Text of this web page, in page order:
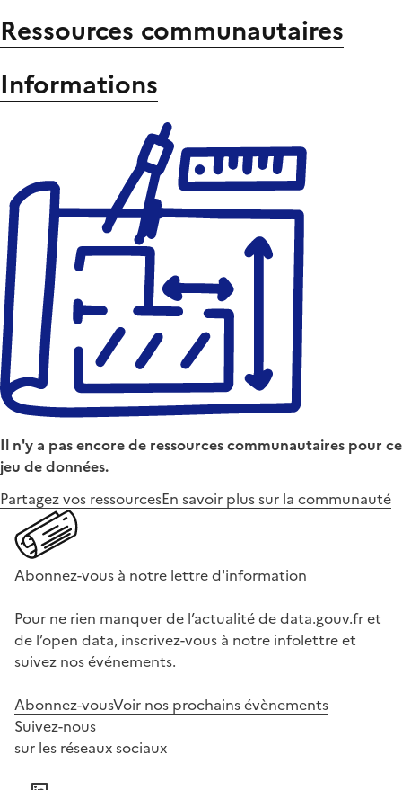
Ressources communautaires
Informations
Il n'y a pas encore de ressources communautaires pour ce
jeu de données.
Partagez vos ressourcesEn savoir plus sur la communauté
Abonnez-vous à notre lettre d'information
Pour ne rien manquer de l’actualité de data.gouv.fr et
de l’open data, inscrivez-vous à notre infolettre et
suivez nos événements.
Abonnez-vousVoir nos prochains évènements
Suivez-nous
sur les réseaux sociaux